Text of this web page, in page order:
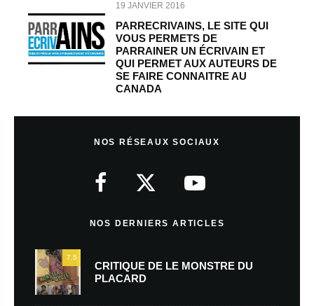
19 JANVIER 2016
PARRECRIVAINS, LE SITE QUI
VOUS PERMETS DE
PARRAINER UN ÉCRIVAIN ET
QUI PERMET AUX AUTEURS DE
SE FAIRE CONNAITRE AU
CANADA
NOS RÉSEAUX SOCIAUX
NOS DERNIERS ARTICLES
7.5
CRITIQUE DE LE MONSTRE DU
PLACARD